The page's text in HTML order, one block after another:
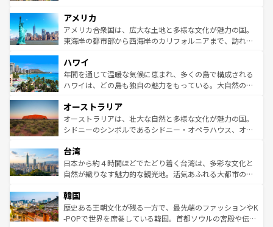
ンツ一覧を参照してほしい。
の建物がそのまま残る町や、スイスならではのユニークな
博物館もあり、アルプス観光だけでなく町歩きも満喫する
ことができる。国民の所得が高いため物価も高いが、旅行
ば市内交通費無料で観光を楽しむこともできる。 なお、新
着のスイス情報はコンテンツ一覧 を参照してほしい。
アメリカ
アメリカ合衆国は、広大な土地と多様な文化が魅力の国。
東海岸の都市部から西海岸のカリフォルニアまで、訪れる
のような巨大都市は、観光、ショッピング、エンターテイ
ンメントが詰まった刺激的なスポットだ。一方、アメリカ
西部には大自然が広がり、グランドキャニオンやイエロー
部のニューオーリンズでは、音楽と美食が融合した独特の
文化が魅力。旅行者はアメリカの各地域で異なる魅力を楽
しみながら、その多様性と豊かな歴史を感じることができ
ならではの贅沢な旅のスタイルだ。 なお、新着のアメリカ
情報はコンテンツ一覧を参照してほしい。
ハワイ
年間を通じて温暖な気候に恵まれ、多くの島で構成される
ハワイは、どの島も独自の魅力をもっている。大自然の神
ワイ島は見逃せない。また、定番の観光地といえばオアフ
島だが、静かな自然を求めるならマウイ島やカウアイ島が
おすすめ。エメラルドグリーンに輝く海をはじめ、豊かな
れるおもてなしの心で訪れる人々を迎えてくれるハワイの
人々、おいしいローカルフードやハワイアンミュージッ
ク、伝統的なフラダンスなど、すべてがハワイの魅力を彩
ワイを、存分に味わってほしい。 なお、新着のハワイ情報
はコンテンツ一覧を参照してほしい。
オーストラリア
オーストラリアは、壮大な自然と多様な文化が魅力の国。
シドニーのシンボルであるシドニー・オペラハウス、オー
リアリーフや大陸中央部にそびえるウルル（エアーズロッ
ク）、タスマニアの美しい原生林やケアンズの熱帯雨林な
ど、見どころがたくさん。また、カフェやワイン、オージ
いる。アクティビティも充実しており、サーフィンやダイ
ビング、ハイキングなど、アウトドア好きにはたまらな
い。オーストラリアの多彩な魅力を存分に味わいつくそ
台湾
日本から約４時間ほどでたどり着く台湾は、多彩な文化と
自然が織りなす魅力的な観光地。活気あふれる大都市の台
ン）、静ひつな山岳地帯である台湾東部など、都市の喧騒
と山間の静けさが共存しており、訪れる人に新しい発見と
驚きをもたらしてくれる。また、奥深い台湾の食文化も魅
韓国
歴史ある王朝文化が残る一方で、最先端のファッションやK
-POPで世界を席巻している韓国。首都ソウルの宮殿や伝統